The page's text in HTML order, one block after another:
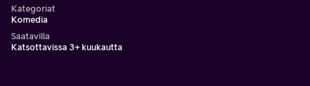
Kategoriat
Komedia
Saatavilla
Katsottavissa 3+ kuukautta